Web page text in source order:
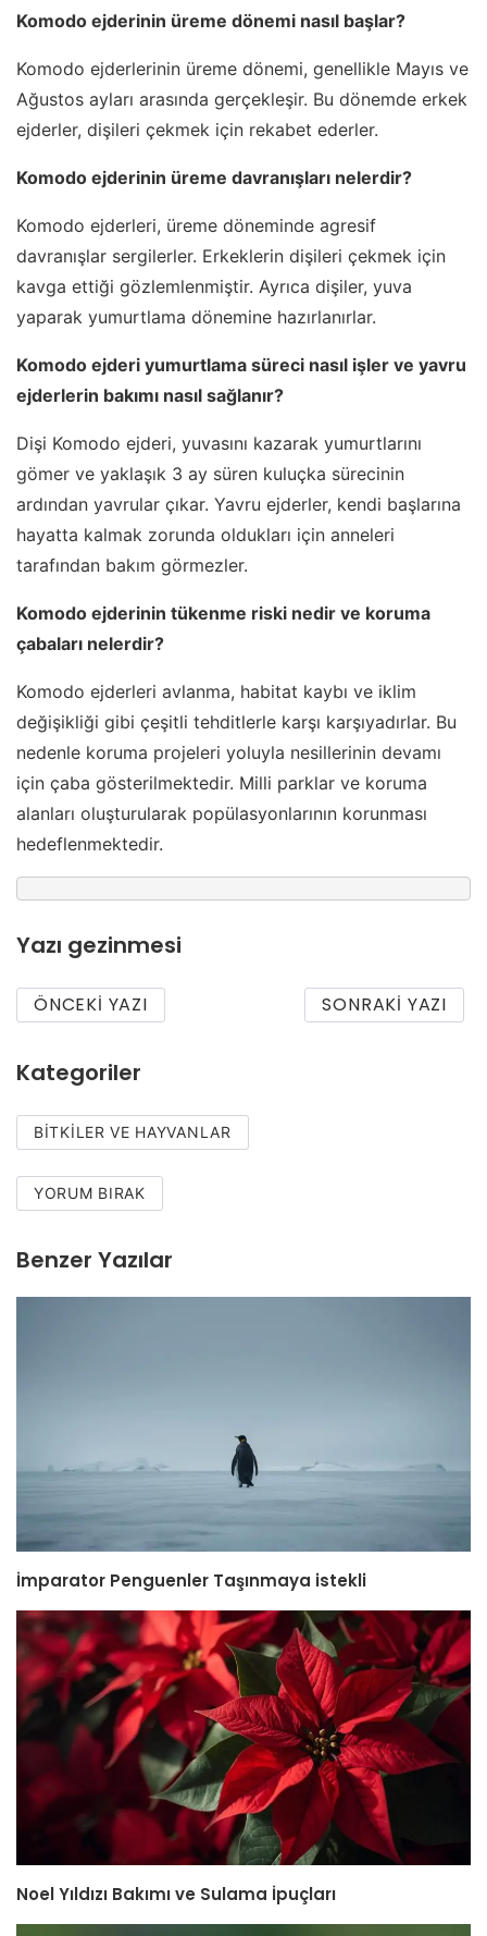
Komodo ejderinin üreme dönemi nasıl başlar?
Komodo ejderlerinin üreme dönemi, genellikle Mayıs ve
Ağustos ayları arasında gerçekleşir. Bu dönemde erkek
ejderler, dişileri çekmek için rekabet ederler.
Komodo ejderinin üreme davranışları nelerdir?
Komodo ejderleri, üreme döneminde agresif
davranışlar sergilerler. Erkeklerin dişileri çekmek için
kavga ettiği gözlemlenmiştir. Ayrıca dişiler, yuva
yaparak yumurtlama dönemine hazırlanırlar.
Komodo ejderi yumurtlama süreci nasıl işler ve yavru
ejderlerin bakımı nasıl sağlanır?
Dişi Komodo ejderi, yuvasını kazarak yumurtlarını
gömer ve yaklaşık 3 ay süren kuluçka sürecinin
ardından yavrular çıkar. Yavru ejderler, kendi başlarına
hayatta kalmak zorunda oldukları için anneleri
tarafından bakım görmezler.
Komodo ejderinin tükenme riski nedir ve koruma
çabaları nelerdir?
Komodo ejderleri avlanma, habitat kaybı ve iklim
değişikliği gibi çeşitli tehditlerle karşı karşıyadırlar. Bu
nedenle koruma projeleri yoluyla nesillerinin devamı
için çaba gösterilmektedir. Milli parklar ve koruma
alanları oluşturularak popülasyonlarının korunması
hedeflenmektedir.
Yazı gezinmesi
ÖNCEKI YAZI SONRAKI YAZI
Kategoriler
BITKILER VE HAYVANLAR
YORUM BIRAK
Benzer Yazılar
İmparator Penguenler Taşınmaya istekli
Noel Yıldızı Bakımı ve Sulama İpuçları